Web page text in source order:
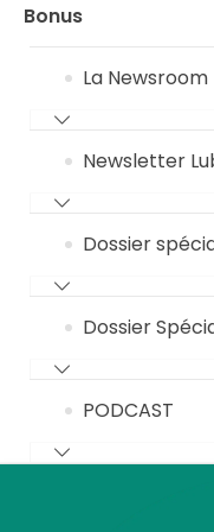
Bonus
La Newsroom
Newsletter
Dossier
Dossier
PODCAST